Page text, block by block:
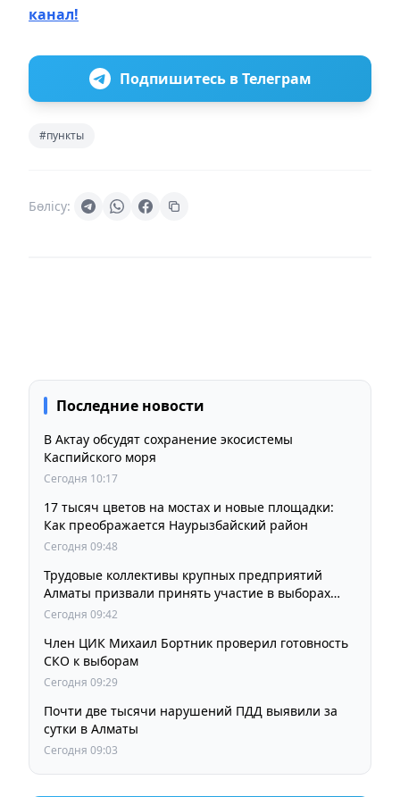
канал!
Подпишитесь в Телеграм
#пункты
Бөлісу:
Последние новости
В Актау обсудят сохранение экосистемы
Каспийского моря
Сегодня 10:17
17 тысяч цветов на мостах и новые площадки:
Как преображается Наурызбайский район
Сегодня 09:48
Трудовые коллективы крупных предприятий
Алматы призвали принять участие в выборах
членов Курултая
Сегодня 09:42
Член ЦИК Михаил Бортник проверил готовность
СКО к выборам
Сегодня 09:29
Почти две тысячи нарушений ПДД выявили за
сутки в Алматы
Сегодня 09:03